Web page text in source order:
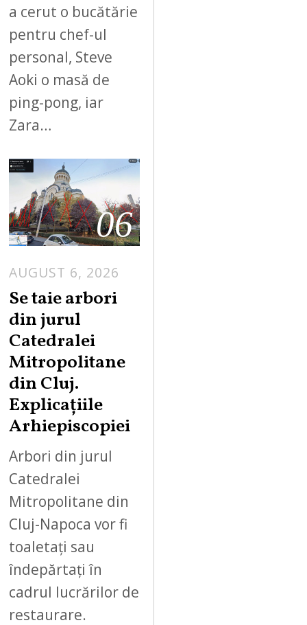
a cerut o bucătărie
pentru chef-ul
personal, Steve
Aoki o masă de
ping-pong, iar
Zara…
06
AUGUST 6, 2026
Se taie arbori
din jurul
Catedralei
Mitropolitane
din Cluj.
Explicațiile
Arhiepiscopiei
Arbori din jurul
Catedralei
Mitropolitane din
Cluj-Napoca vor fi
toaletați sau
îndepărtați în
cadrul lucrărilor de
restaurare.